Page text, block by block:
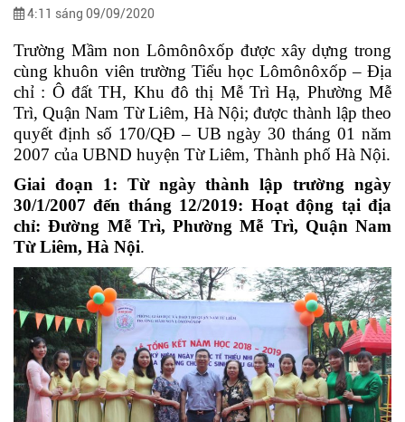
4:11 sáng 09/09/2020
Trường Mầm non Lômônôxốp được xây dựng trong
cùng khuôn viên trường Tiểu học Lômônôxốp – Địa
chỉ : Ô đất TH, Khu đô thị Mễ Trì Hạ, Phường Mễ
Trì, Quận Nam Từ Liêm, Hà Nội; được thành lập theo
quyết định số 170/QĐ – UB ngày 30 tháng 01 năm
2007 của UBND huyện Từ Liêm, Thành phố Hà Nội.
Giai đoạn 1: Từ ngày thành lập trường ngày
30/1/2007 đến tháng 12/2019: Hoạt động tại địa
chỉ: Đường Mễ Trì, Phường Mễ Trì, Quận Nam
Từ Liêm, Hà Nội.